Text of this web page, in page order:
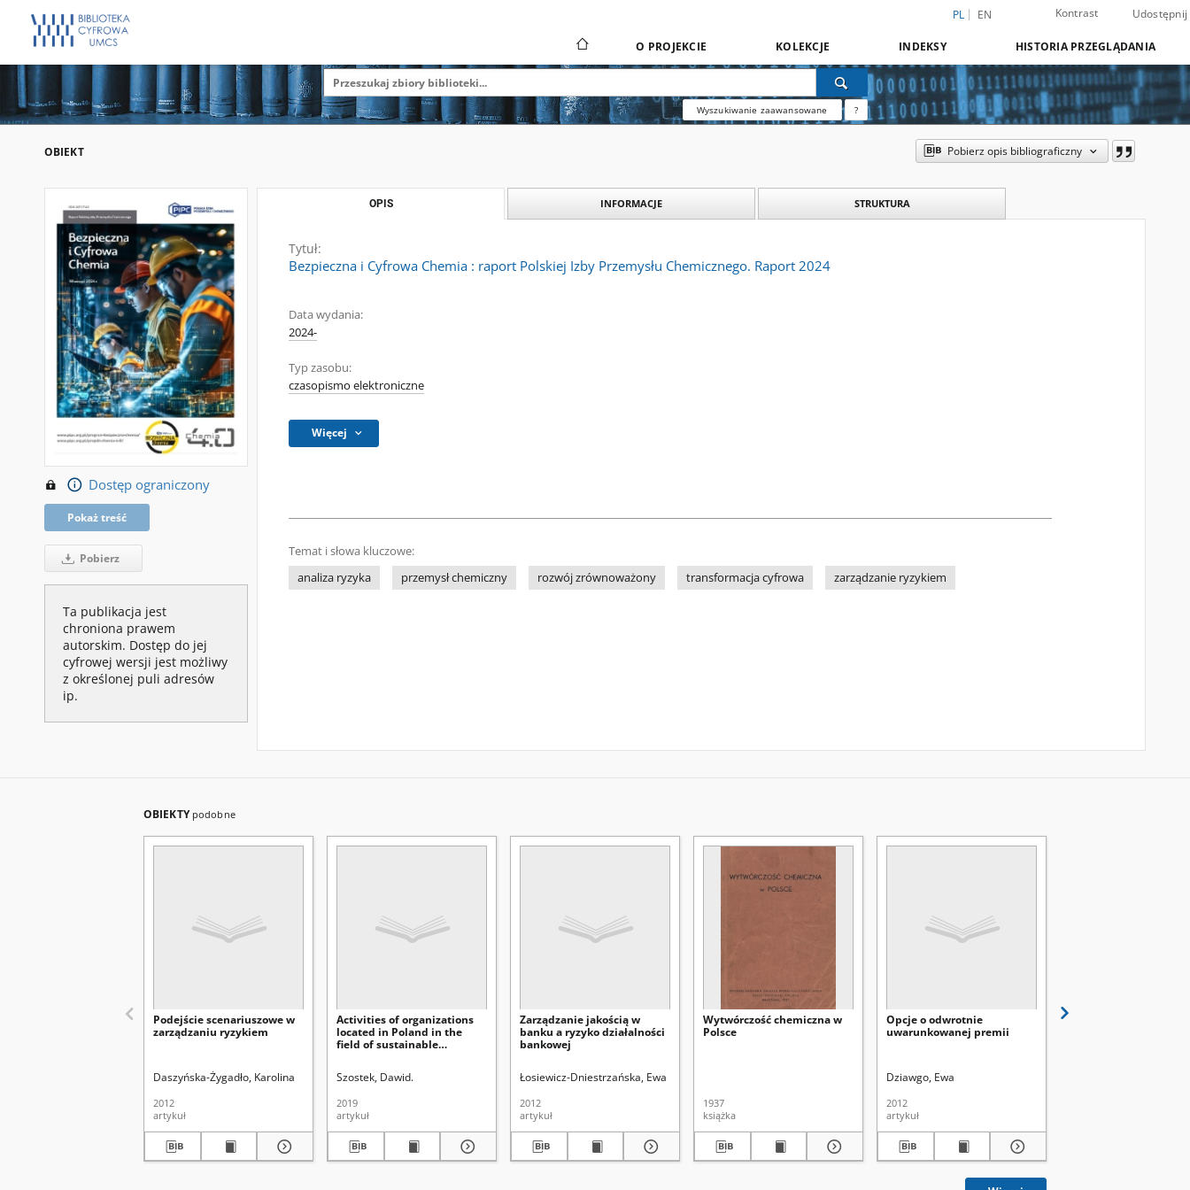
PL EN Kontrast Udostępnij
O PROJEKCIE KOLEKCJE INDEKSY HISTORIA PRZEGLĄDANIA
Wyszukiwanie zaawansowane ?
OBIEKT Pobierz opis bibliograficzny
Dostęp ograniczony
Pokaż treść
Pobierz
Ta publikacja jest
chroniona prawem
autorskim. Dostęp do jej
cyfrowej wersji jest możliwy
z określonej puli adresów
ip.
OPIS INFORMACJE STRUKTURA
Tytuł:
Bezpieczna i Cyfrowa Chemia : raport Polskiej Izby Przemysłu Chemicznego. Raport 2024
Data wydania:
2024-
Typ zasobu:
czasopismo elektroniczne
Więcej
Temat i słowa kluczowe:
analiza ryzyka
przemysł chemiczny rozwój zrównoważony transformacja cyfrowa zarządzanie ryzykiem
OBIEKTY podobne
Podejście scenariuszowe w
zarządzaniu ryzykiem
Daszyńska-Żygadło, Karolina
2012
artykuł
Activities of organizations
located in Poland in the
field of sustainable
Szostek, Dawid.
2019
artykuł
Zarządzanie jakością w
banku a ryzyko działalności
bankowej
Łosiewicz-Dniestrzańska, Ewa
2012
artykuł
Wytwórczość chemiczna w
Polsce
1937
książka
Opcje o odwrotnie
uwarunkowanej premii
Dziawgo, Ewa
2012
artykuł